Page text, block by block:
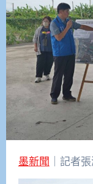
墨新聞 ｜記者